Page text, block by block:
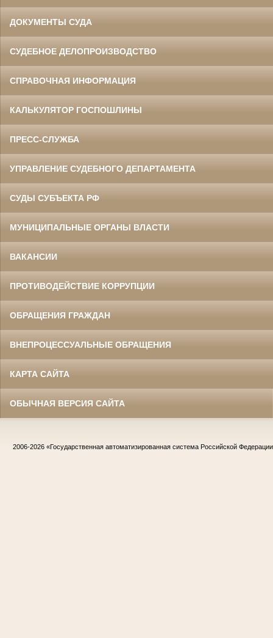
ДОКУМЕНТЫ СУДА
СУДЕБНОЕ ДЕЛОПРОИЗВОДСТВО
СПРАВОЧНАЯ ИНФОРМАЦИЯ
КАЛЬКУЛЯТОР ГОСПОШЛИНЫ
ПРЕСС-СЛУЖБА
УПРАВЛЕНИЕ СУДЕБНОГО ДЕПАРТАМЕНТА
СУДЫ СУБЪЕКТА РФ
МУНИЦИПАЛЬНЫЕ ОРГАНЫ ВЛАСТИ
ВАКАНСИИ
ПРОТИВОДЕЙСТВИЕ КОРРУПЦИИ
ОБРАЩЕНИЯ ГРАЖДАН
ВНЕПРОЦЕССУАЛЬНЫЕ ОБРАЩЕНИЯ
КАРТА САЙТА
ОБЫЧНАЯ ВЕРСИЯ САЙТА
2006-2026 «Государственная автоматизированная система Российской